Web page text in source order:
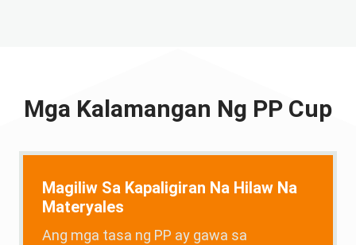
Mga Kalamangan Ng PP Cup
Magiliw Sa Kapaligiran Na Hilaw Na
Materyales
Ang mga tasa ng PP ay gawa sa